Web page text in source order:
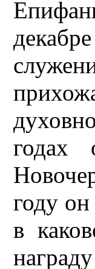
годах
году
в